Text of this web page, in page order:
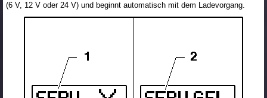
(6 V, 12 V oder 24 V) und beginnt automatisch mit dem Ladevorgang.